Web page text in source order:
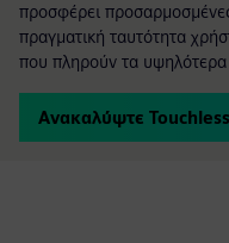
προσφέρει
πραγματική ταυτότητα
που πληρούν τα υψηλότερα
Ανακαλύψτε